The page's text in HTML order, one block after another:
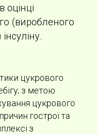
оцінці
(виробленого
цукрового
з метою
цукрового
гострої та
з